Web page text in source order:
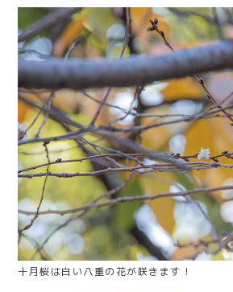
十月桜は白い八重の花が咲きます！